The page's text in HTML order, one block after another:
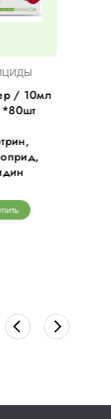
/ 10мл
*80шт